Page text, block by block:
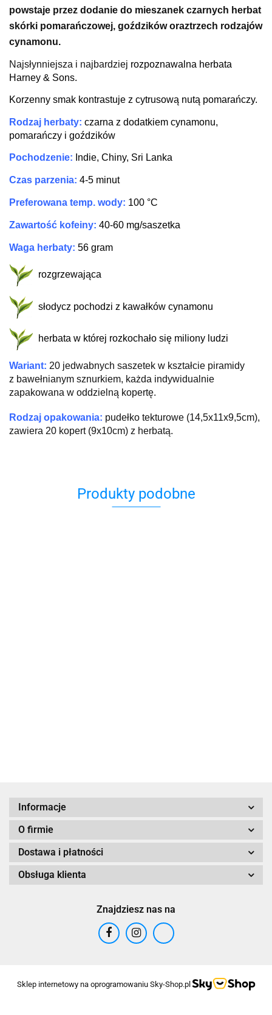
powstaje przez dodanie do mieszanek czarnych herbat
skórki pomarańczowej, goździkóworaztrzech rodzajów
cynamonu.
Najsłynniejsza i najbardziej rozpoznawalna herbata
Harney & Sons.
Korzenny smak kontrastuje z cytrusową nutą pomarańczy.
Rodzaj herbaty: czarna z dodatkiem cynamonu,
pomarańczy i goździków
Pochodzenie: Indie, Chiny, Sri Lanka
Czas parzenia: 4-5 minut
Preferowana temp. wody: 100 °C
Zawartość kofeiny: 40-60 mg/saszetka
Waga herbaty: 56 gram
rozgrzewająca
słodycz pochodzi z kawałków cynamonu
herbata w której rozkochało się miliony ludzi
Wariant: 20 jedwabnych saszetek w kształcie piramidy
z bawełnianym sznurkiem, każda indywidualnie
zapakowana w oddzielną kopertę.
Rodzaj opakowania: pudełko tekturowe (14,5x11x9,5cm),
zawiera 20 kopert (9x10cm) z herbatą.
Produkty podobne
Informacje
O firmie
Dostawa i płatności
Obsługa klienta
Znajdziesz nas na
Sklep internetowy na oprogramowaniu Sky-Shop.pl